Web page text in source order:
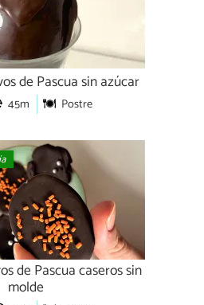
de Pascua sin azúcar
45m Postre
de Pascua caseros sin
molde